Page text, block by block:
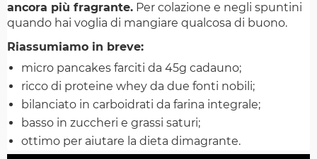
ancora più fragrante. Per colazione e negli spuntini
quando hai voglia di mangiare qualcosa di buono.
Riassumiamo in breve:
micro pancakes farciti da 45g cadauno;
ricco di proteine whey da due fonti nobili;
bilanciato in carboidrati da farina integrale;
basso in zuccheri e grassi saturi;
ottimo per aiutare la dieta dimagrante.